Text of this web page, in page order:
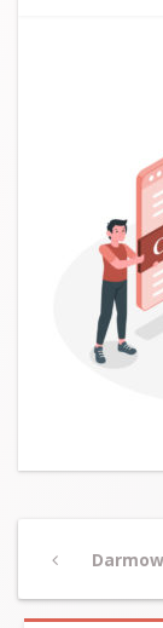
navigation
Previous